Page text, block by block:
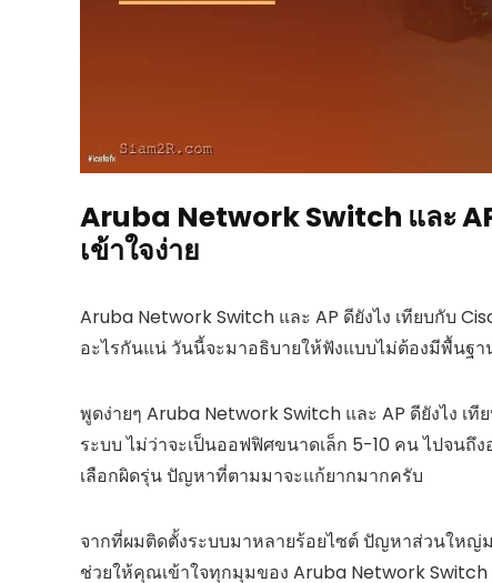
Aruba Network Switch และ
เข้าใจง่าย
Aruba Network Switch และ AP ดียังไง เทียบกับ
อะไรกันแน่ วันนี้จะมาอธิบายให้ฟังแบบไม่ต้องมีพื้นฐา
พูดง่ายๆ Aruba Network Switch และ AP ดียังไง เ
ระบบ ไม่ว่าจะเป็นออฟฟิศขนาดเล็ก 5-10 คน ไปจ
เลือกผิดรุ่น ปัญหาที่ตามมาจะแก้ยากมากครับ
จากที่ผมติดตั้งระบบมาหลายร้อยไซต์ ปัญหาส่วนให
ช่วยให้คุณเข้าใจทุกมุมของ Aruba Network Switch